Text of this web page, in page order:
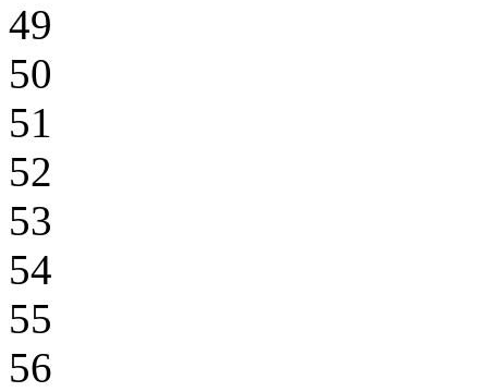
49
50
51
52
53
54
55
56